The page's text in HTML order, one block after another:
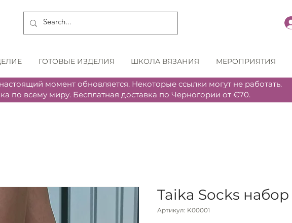
ГОТОВЫЕ ИЗДЕЛИЯ ШКОЛА ВЯЗАНИЯ МЕРОПРИЯТИЯ
момент обновляется. Некоторые ссылки могут не работать.
по всему миру. Бесплатная доставка по Черногории от €70.
Taika Socks набор
Артикул: K00001